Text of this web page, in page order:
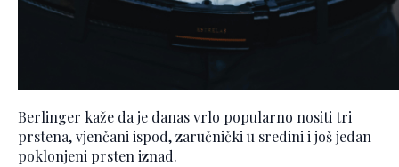
Berlinger kaže da je danas vrlo popularno nositi tri
prstena, vjenčani ispod, zaručnički u sredini i još jedan
poklonjeni prsten iznad.